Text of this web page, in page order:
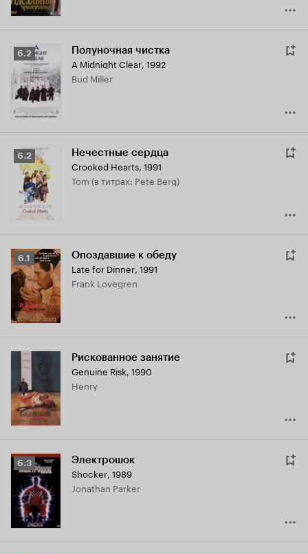
Рейтинг
Кинопоиска
6.2
6.2 Полуночная чистка
A Midnight Clear, 1992
Bud Miller
Рейтинг
Кинопоиска
6.2
6.2 Нечестные сердца
Crooked Hearts, 1991
Tom (в титрах: Pete Berg)
Рейтинг
Кинопоиска
6.1
6.1 Опоздавшие к обеду
Late for Dinner, 1991
Frank Lovegren
Рискованное занятие
Genuine Risk, 1990
Henry
Рейтинг
Кинопоиска
6.3
6.3 Электрошок
Shocker, 1989
Jonathan Parker